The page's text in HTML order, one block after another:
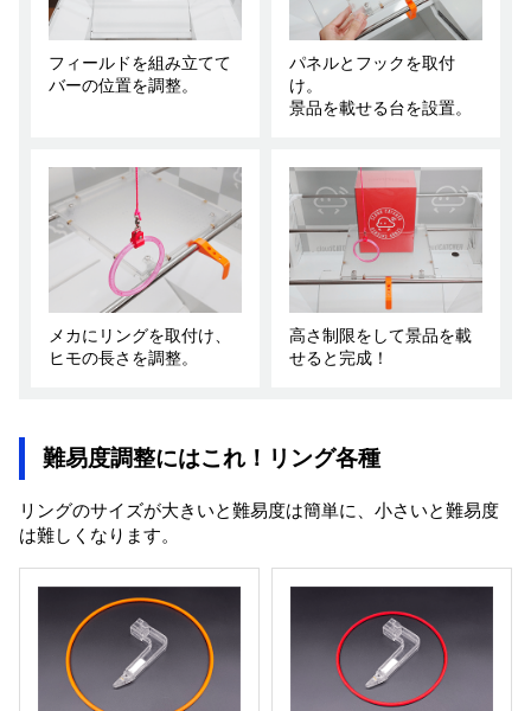
フィールドを組み立てて
バーの位置を調整。
パネルとフックを取付
け。
景品を載せる台を設置。
メカにリングを取付け、
ヒモの長さを調整。
高さ制限をして景品を載
せると完成！
難易度調整にはこれ！リング各種
リングのサイズが大きいと難易度は簡単に、小さいと難易度
は難しくなります。